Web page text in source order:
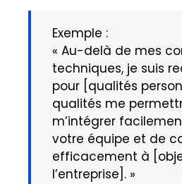
Exemple :
« Au-delà de mes
techniques, je suis
pour [qualités
qualités me
m’intégrer
votre équipe et de
efficacement à
l’entreprise]. »